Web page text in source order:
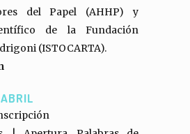
del Papel (AHHP) y
de la Fundación
(ISTOCARTA).